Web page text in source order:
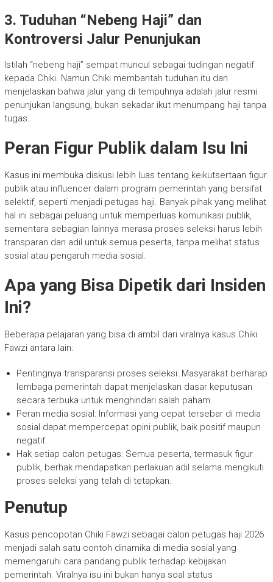
3. Tuduhan “Nebeng Haji” dan
Kontroversi Jalur Penunjukan
Istilah “nebeng haji” sempat muncul sebagai tudingan negatif
kepada Chiki. Namun Chiki membantah tuduhan itu dan
menjelaskan bahwa jalur yang di tempuhnya adalah jalur resmi
penunjukan langsung, bukan sekadar ikut menumpang haji tanpa
tugas.
Peran Figur Publik dalam Isu Ini
Kasus ini membuka diskusi lebih luas tentang keikutsertaan figur
publik atau influencer dalam program pemerintah yang bersifat
selektif, seperti menjadi petugas haji. Banyak pihak yang melihat
hal ini sebagai peluang untuk memperluas komunikasi publik,
sementara sebagian lainnya merasa proses seleksi harus lebih
transparan dan adil untuk semua peserta, tanpa melihat status
sosial atau pengaruh media sosial.
Apa yang Bisa Dipetik dari Insiden
Ini?
Beberapa pelajaran yang bisa di ambil dari viralnya kasus Chiki
Fawzi antara lain:
Pentingnya transparansi proses seleksi: Masyarakat berharap
lembaga pemerintah dapat menjelaskan dasar keputusan
secara terbuka untuk menghindari salah paham.
Peran media sosial: Informasi yang cepat tersebar di media
sosial dapat mempercepat opini publik, baik positif maupun
negatif.
Hak setiap calon petugas: Semua peserta, termasuk figur
publik, berhak mendapatkan perlakuan adil selama mengikuti
proses seleksi yang telah di tetapkan.
Penutup
Kasus pencopotan Chiki Fawzi sebagai calon petugas haji 2026
menjadi salah satu contoh dinamika di media sosial yang
memengaruhi cara pandang publik terhadap kebijakan
pemerintah. Viralnya isu ini bukan hanya soal status